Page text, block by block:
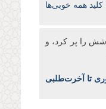
را پر کرد، و